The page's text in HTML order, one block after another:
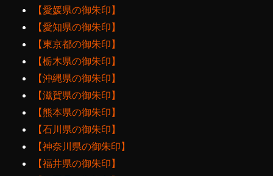
【愛媛県の御朱印】
【愛知県の御朱印】
【東京都の御朱印】
【栃木県の御朱印】
【沖縄県の御朱印】
【滋賀県の御朱印】
【熊本県の御朱印】
【石川県の御朱印】
【神奈川県の御朱印】
【福井県の御朱印】